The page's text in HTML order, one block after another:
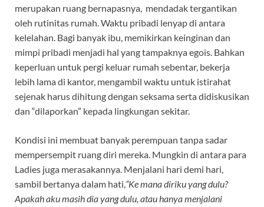
merupakan ruang bernapasnya, mendadak tergantikan
oleh rutinitas rumah. Waktu pribadi lenyap di antara
kelelahan. Bagi banyak ibu, memikirkan keinginan dan
mimpi pribadi menjadi hal yang tampaknya egois. Bahkan
keperluan untuk pergi keluar rumah sebentar, bekerja
lebih lama di kantor, mengambil waktu untuk istirahat
sejenak harus dihitung dengan seksama serta didiskusikan
dan “dilaporkan” kepada lingkungan sekitar.
Kondisi ini membuat banyak perempuan tanpa sadar
mempersempit ruang diri mereka. Mungkin di antara para
Ladies juga merasakannya. Menjalani hari demi hari,
sambil bertanya dalam hati,“Ke mana diriku yang dulu?
Apakah aku masih dia yang dulu, atau hanya menjalani